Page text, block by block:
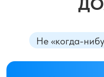
НА